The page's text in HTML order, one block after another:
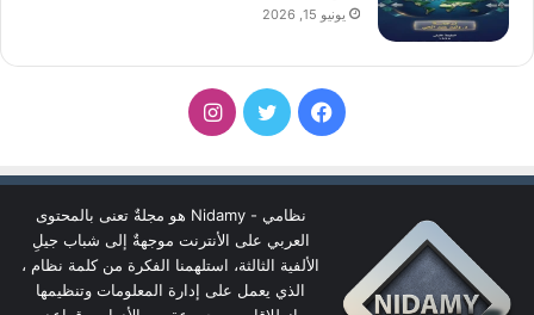
يونيو 15, 2026
فيسبوكتويتر انستقرام
نظامي - Nidamy هو مجلةٌ تعنى بالمحتوى
العربي على الأنترنت موجهةٌ إلى شباب جيلِ
الألفية الثالثة، استلهمنا الفكرة من كلمة نظام ،
الذي يعمل على إدارة المعلومات وتنظيمها